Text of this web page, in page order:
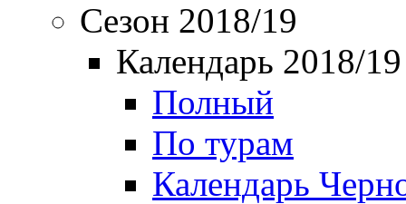
Сезон 2018/19
Календарь 2018/19
Полный
По турам
Календарь